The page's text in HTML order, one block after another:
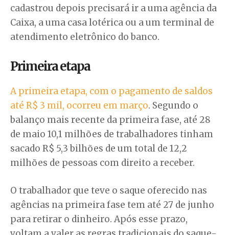
cadastrou depois precisará ir a uma agência da
Caixa, a uma casa lotérica ou a um terminal de
atendimento eletrônico do banco.
Primeira etapa
A primeira etapa, com o pagamento de saldos
até R$ 3 mil, ocorreu em março. Segundo o
balanço mais recente da primeira fase, até 28
de maio 10,1 milhões de trabalhadores tinham
sacado R$ 5,3 bilhões de um total de 12,2
milhões de pessoas com direito a receber.
O trabalhador que teve o saque oferecido nas
agências na primeira fase tem até 27 de junho
para retirar o dinheiro. Após esse prazo,